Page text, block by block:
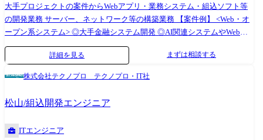
大手プロジェクトの案件からWebアプリ・業務システム・組込ソフト等
の開発業務 サーバー、ネットワーク等の構築業務 【案件例】 <Web・オ
ープン系システム> ◎大手金融システム開発 ◎AI関連システムやWebア
プリの開発 ◎Androidアプリ、スマートフォン分野での各種開発 ◎ECサ
イト、ポータルサイトの開発 <業務系システム> ◎顧客管理システム開発
開発 <インフラ構築> ◎大手Sier社内情報基盤構築PJ(Windows Server) ◎大
手メーカー基幹システムクラウド構築(AWS,Azure,Google) ◎インフラ仮
想基盤構築(Citrix,Vmware) ◎基幹ネットワークの更改(設計、構築、導入
支援) (変更の範囲)会社の定める業務
詳細を見る まずは相談する
株式会社テクノプロ テクノプロ・IT社
松山/組込開発エンジニア
ITエンジニア